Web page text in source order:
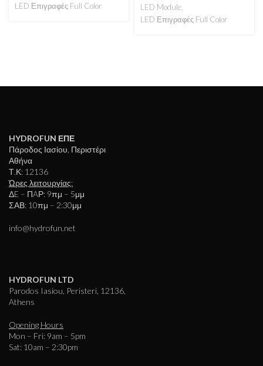
LED Επιγραφές Full Color
LED Module
LED Επιγραφές Full Color
HYDROFUN ΕΠΕ
Πάροδος Ιασίου, Περιστέρι
Αθήνα
Τ.Κ: 12136
Ώρες λειτουργίας:
ΔE – ΠAΡ: 9πμ – 5μμ
ΣΑΒ: 10πμ – 2:30μμ
info@hydrofun.net
HYDROFUN LTD
Parodos Iasiou, Peristeri, 12136,
Athens
Opening Hours
Mon – Fri: 9am – 5pm
Sat: 10am – 2:30pm